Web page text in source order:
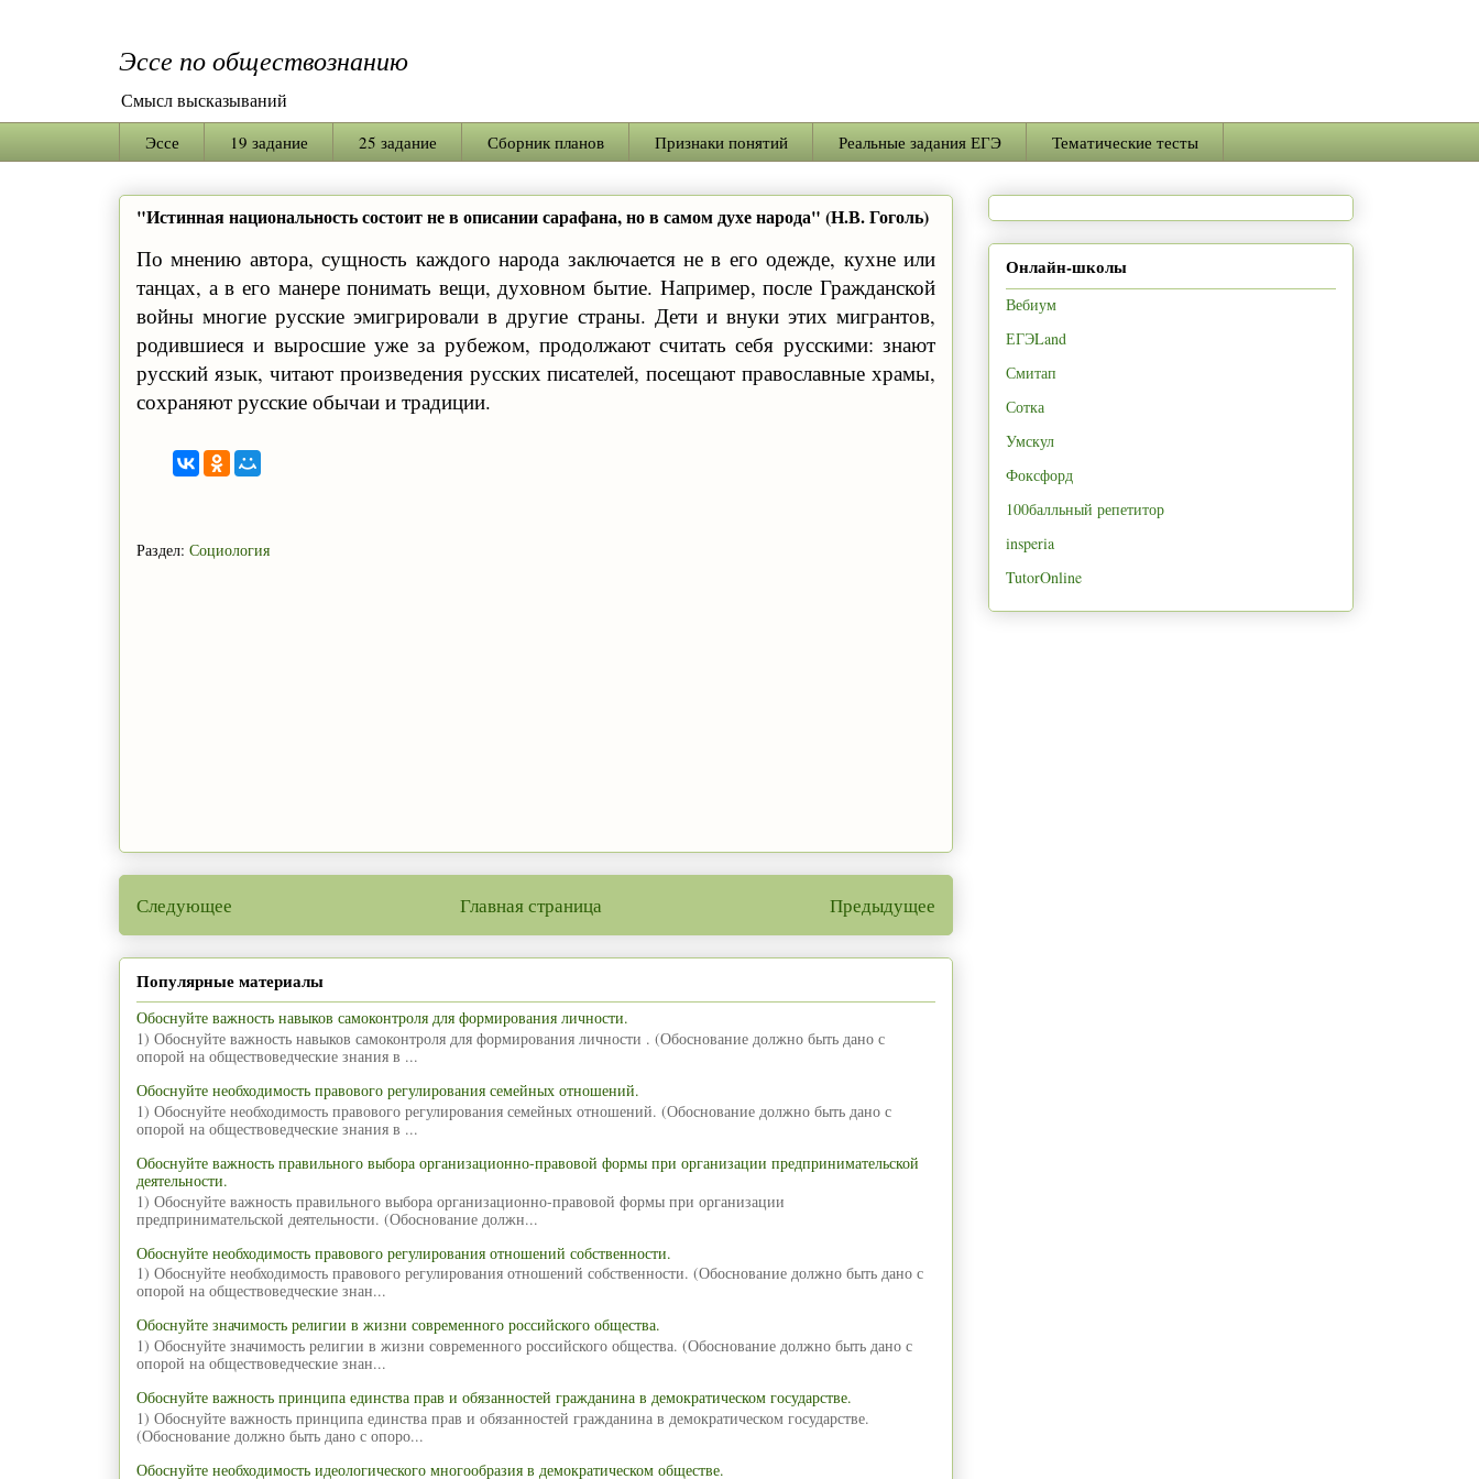
Эссе по обществознанию
Смысл высказываний
Эссе 19 задание 25 задание Сборник планов Признаки понятий Реальные задания ЕГЭ Тематические тесты
"Истинная национальность состоит не в описании сарафана, но в самом духе народа" (Н.В. Гоголь)
По мнению автора, сущность каждого народа заключается не в его одежде, кухне или
танцах, а в его манере понимать вещи, духовном бытие. Например, после Гражданской
войны многие русские эмигрировали в другие страны. Дети и внуки этих мигрантов,
родившиеся и выросшие уже за рубежом, продолжают считать себя русскими: знают
русский язык, читают произведения русских писателей, посещают православные храмы,
сохраняют русские обычаи и традиции.
Раздел: Социология
Следующее Предыдущее
Главная страница
Популярные материалы
Обоснуйте важность навыков самоконтроля для формирования личности.
1) Обоснуйте важность навыков самоконтроля для формирования личности . (Обоснование должно быть дано с
опорой на обществоведческие знания в ...
Обоснуйте необходимость правового регулирования семейных отношений.
1) Обоснуйте необходимость правового регулирования семейных отношений. (Обоснование должно быть дано с
опорой на обществоведческие знания в ...
Обоснуйте важность правильного выбора организационно-правовой формы при организации предпринимательской
деятельности.
1) Обоснуйте важность правильного выбора организационно-правовой формы при организации
предпринимательской деятельности. (Обоснование должн...
Обоснуйте необходимость правового регулирования отношений собственности.
1) Обоснуйте необходимость правового регулирования отношений собственности. (Обоснование должно быть дано с
опорой на обществоведческие знан...
Обоснуйте значимость религии в жизни современного российского общества.
1) Обоснуйте значимость религии в жизни современного российского общества. (Обоснование должно быть дано с
опорой на обществоведческие знан...
Обоснуйте важность принципа единства прав и обязанностей гражданина в демократическом государстве.
1) Обоснуйте важность принципа единства прав и обязанностей гражданина в демократическом государстве.
(Обоснование должно быть дано с опоро...
Обоснуйте необходимость идеологического многообразия в демократическом обществе.
Онлайн-школы
Вебиум
ЕГЭLand
Смитап
Сотка
Умскул
Фоксфорд
100балльный репетитор
insperia
TutorOnline